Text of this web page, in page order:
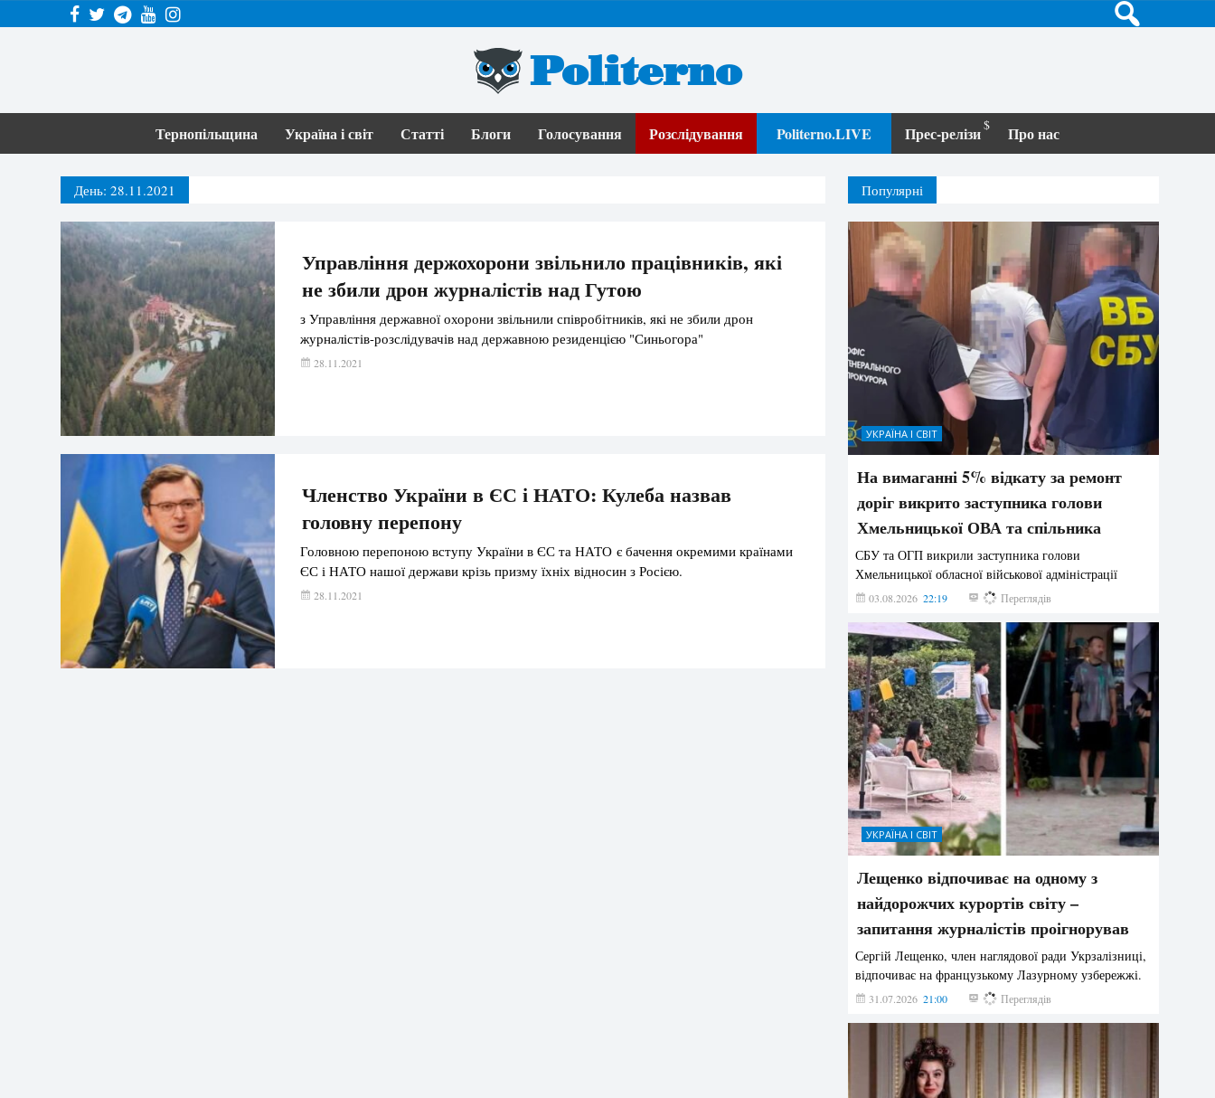
Politerno
Тернопільщина Україна і світ Статті Блоги Голосування Розслідування Politerno.LIVE Прес-релізи Про нас
День: 28.11.2021
Управління держохорони звільнило працівників, які
не збили дрон журналістів над Гутою
з Управління державної охорони звільнили співробітників, які не збили дрон
журналістів-розслідувачів над державною резиденцією "Синьогора"
28.11.2021
Членство України в ЄС і НАТО: Кулеба назвав
головну перепону
Головною перепоною вступу України в ЄС та НАТО є бачення окремими країнами
ЄС і НАТО нашої держави крізь призму їхніх відносин з Росією.
28.11.2021
Популярні
УКРАЇНА І СВІТ
На вимаганні 5% відкату за ремонт
доріг викрито заступника голови
Хмельницької ОВА та спільника
СБУ та ОГП викрили заступника голови
Хмельницької обласної військової адміністрації
03.08.2026 22:19 861 Переглядів
УКРАЇНА І СВІТ
Лещенко відпочиває на одному з
найдорожчих курортів світу –
запитання журналістів проігнорував
Сергій Лещенко, член наглядової ради Укрзалізниці,
відпочиває на французькому Лазурному узбережжі.
31.07.2026 21:00 221 Переглядів